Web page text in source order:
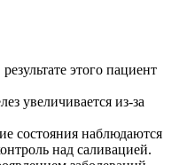
этого пациент
увеличивается из-за
состояния наблюдаются
над саливацией.